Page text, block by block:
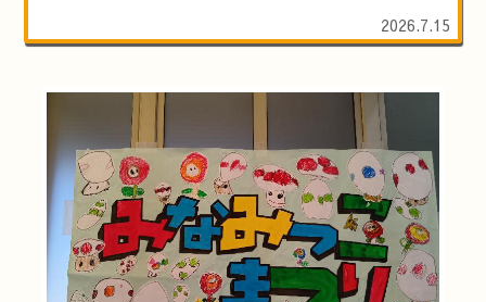
2026.7.15